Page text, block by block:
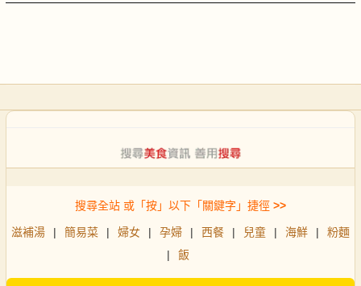
搜尋全站 或「按」以下「關鍵字」捷徑 >>
滋補湯 | 簡易菜 | 婦女 | 孕婦 | 西餐 | 兒童 | 海鮮 |
粉麵
|
飯